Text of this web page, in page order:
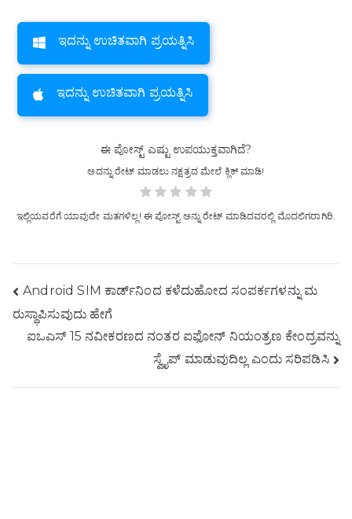
ಇದನ್ನು ಉಚಿತವಾಗಿ ಪ್ರಯತ್ನಿಸಿ
ಇದನ್ನು ಉಚಿತವಾಗಿ ಪ್ರಯತ್ನಿಸಿ
ಈ ಪೋಸ್ಟ್ ಎಷ್ಟು ಉಪಯುಕ್ತವಾಗಿದೆ?
ಅದನ್ನು ರೇಟ್ ಮಾಡಲು ನಕ್ಷತ್ರದ ಮೇಲೆ ಕ್ಲಿಕ್ ಮಾಡಿ!
ಇಲ್ಲಿಯವರೆಗೆ ಯಾವುದೇ ಮತಗಳಿಲ್ಲ! ಈ ಪೋಸ್ಟ್ ಅನ್ನು ರೇಟ್ ಮಾಡಿದವರಲ್ಲಿ ಮೊದಲಿಗರಾಗಿರಿ.
ಪೋಸ್ಟ್
ನ್ಯಾವಿಗೇಷನ್
Android SIM ಕಾರ್ಡ್‌ನಿಂದ ಕಳೆದುಹೋದ ಸಂಪರ್ಕಗಳನ್ನು ಮ
ರುಸ್ಥಾಪಿಸುವುದು ಹೇಗೆ
ಐಒಎಸ್ 15 ನವೀಕರಣದ ನಂತರ ಐಫೋನ್ ನಿಯಂತ್ರಣ ಕೇಂದ್ರವನ್ನು
ಸ್ವೈಪ್ ಮಾಡುವುದಿಲ್ಲ ಎಂದು ಸರಿಪಡಿಸಿ